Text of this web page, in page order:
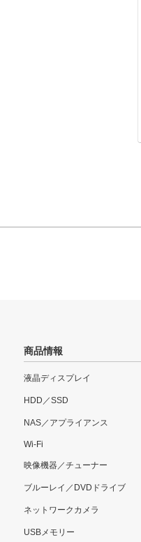
商品情報
液晶ディスプレイ
HDD／SSD
NAS／アプライアンス
Wi-Fi
映像機器／チューナー
ブルーレイ／DVDドライブ
ネットワークカメラ
USBメモリー